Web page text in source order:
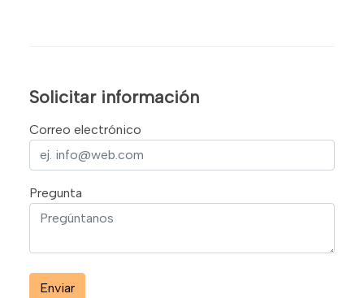
Solicitar información
Correo electrónico
Pregunta
Enviar